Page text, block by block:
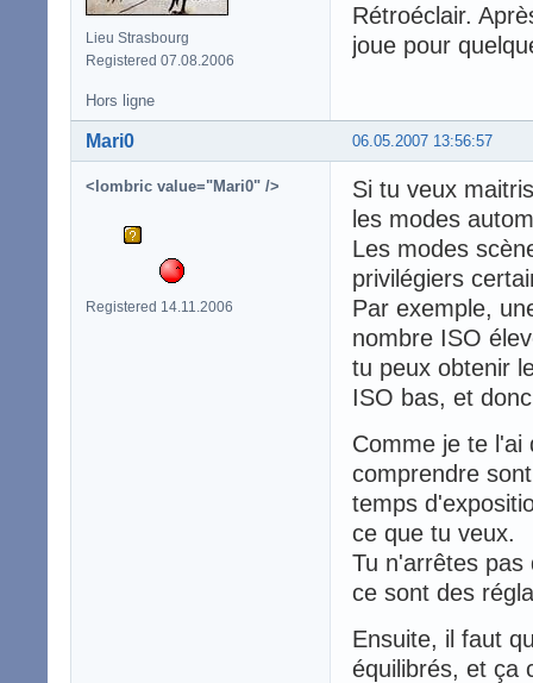
Lieu Strasbourg
Registered 07.08.2006
Rétroéclair.
joue pour
Hors ligne
06.05.2007 13:56:57
Mari0
<lombric value="Mari0" />
Registered 14.11.2006
Si tu veux
les modes
Les modes
privilégiers
Par exemple,
nombre ISO
tu peux obtenir
ISO bas, et
Comme je te l'ai
comprendre
temps
ce que tu veux.
Tu n'arrêtes pas
ce sont des
Ensuite, il faut
équilibrés, et ça